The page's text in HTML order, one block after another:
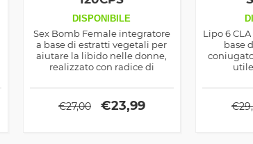
DISPONIBILE
Sex Bomb Female integratore
a base di estratti vegetali per
aiutare la libido nelle donne,
realizzato con radice di
per ottimizzare la presenza del
testosterone ormone
responsabile del desiderio
€27,00 €23,99
Lipo 6
base
€